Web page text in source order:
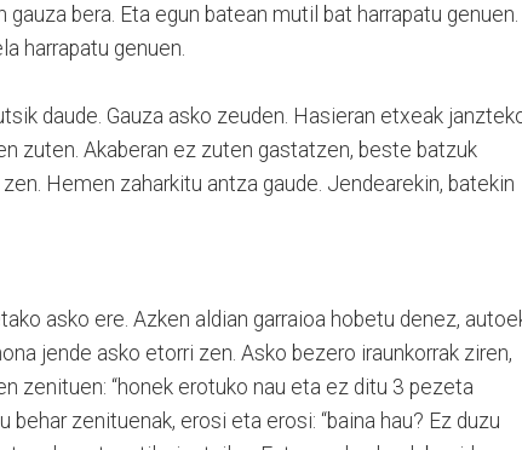
bera. Eta egun batean mutil bat harrapatu genuen.
harrapatu genuen.
daude. Gauza asko zeuden. Hasieran etxeak
zuten. Akaberan ez zuten gastatzen, beste batzuk
Hemen zaharkitu antza gaude. Jendearekin, batekin
asko ere. Azken aldian garraioa hobetu denez,
jende asko etorri zen. Asko bezero iraunkorrak ziren,
zenituen: “honek erotuko nau eta ez ditu 3 pezeta
behar zenituenak, erosi eta erosi: “baina hau? Ez duzu